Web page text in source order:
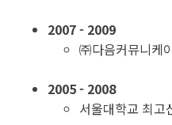
2007 - 2009
㈜다음커뮤니케
2005 - 2008
서울대학교 최고